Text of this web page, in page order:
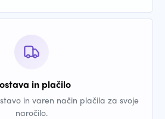
in plačilo
in varen način plačila za svoje
naročilo.